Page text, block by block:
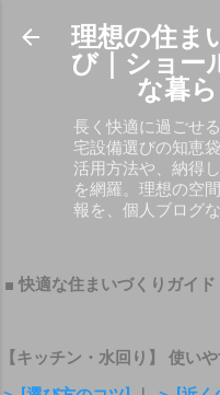
スキップして
理想の住ま
び｜ショー
な暮
長く快適に過ごせ
宅設備選びの知恵
活用方法や、納得
を網羅。理想の空
報を、個人ブログ
■ 快適な住まいづくりガイド
【キッチン・水回り】 使い